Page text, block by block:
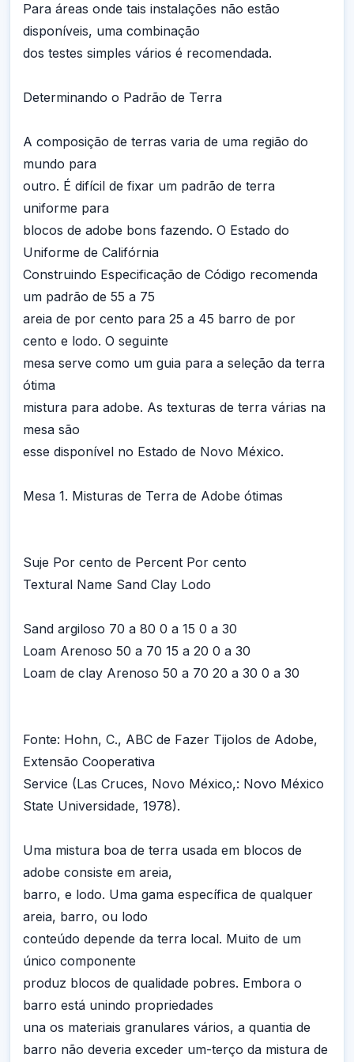
Para áreas onde tais instalações não estão
disponíveis, uma combinação
dos testes simples vários é recomendada.
Determinando o Padrão de Terra
A composição de terras varia de uma região do
mundo para
outro. É difícil de fixar um padrão de terra
uniforme para
blocos de adobe bons fazendo. O Estado do
Uniforme de Califórnia
Construindo Especificação de Código recomenda
um padrão de 55 a 75
areia de por cento para 25 a 45 barro de por
cento e lodo. O seguinte
mesa serve como um guia para a seleção da terra
ótima
mistura para adobe. As texturas de terra várias na
mesa são
esse disponível no Estado de Novo México.
Mesa 1. Misturas de Terra de Adobe ótimas
Suje Por cento de Percent Por cento
Textural Name Sand Clay Lodo
Sand argiloso 70 a 80 0 a 15 0 a 30
Loam Arenoso 50 a 70 15 a 20 0 a 30
Loam de clay Arenoso 50 a 70 20 a 30 0 a 30
Fonte: Hohn, C., ABC de Fazer Tijolos de Adobe,
Extensão Cooperativa
Service (Las Cruces, Novo México,: Novo México
State Universidade, 1978).
Uma mistura boa de terra usada em blocos de
adobe consiste em areia,
barro, e lodo. Uma gama específica de qualquer
areia, barro, ou lodo
conteúdo depende da terra local. Muito de um
único componente
produz blocos de qualidade pobres. Embora o
barro está unindo propriedades
una os materiais granulares vários, a quantia de
barro não deveria exceder um-terço da mistura de